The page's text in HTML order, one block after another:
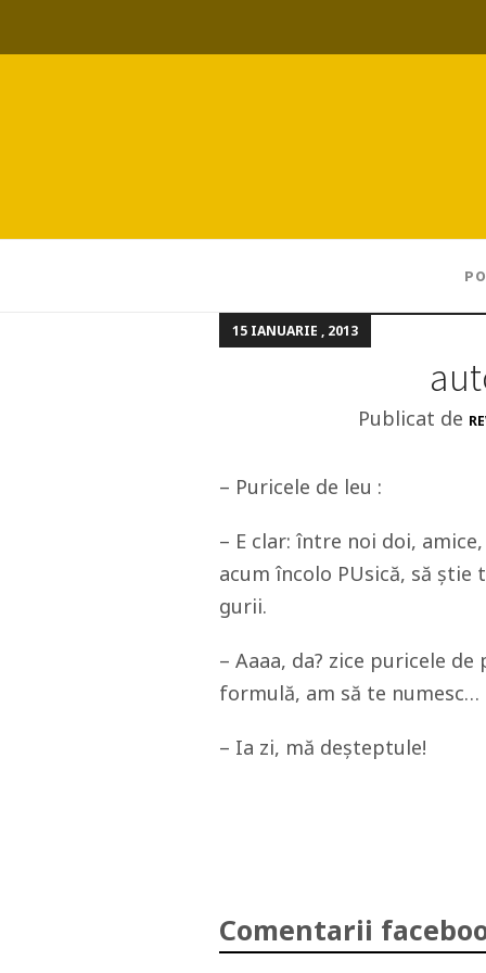
15 IANUARIE , 2013
Publicat de
– Puricele de leu :
– E clar: între noi doi,
acum încolo PUsică, să
gurii.
– Aaaa, da? zice puricele
formulă, am să te numesc…
– Ia zi, mă deşteptule!
Comentarii